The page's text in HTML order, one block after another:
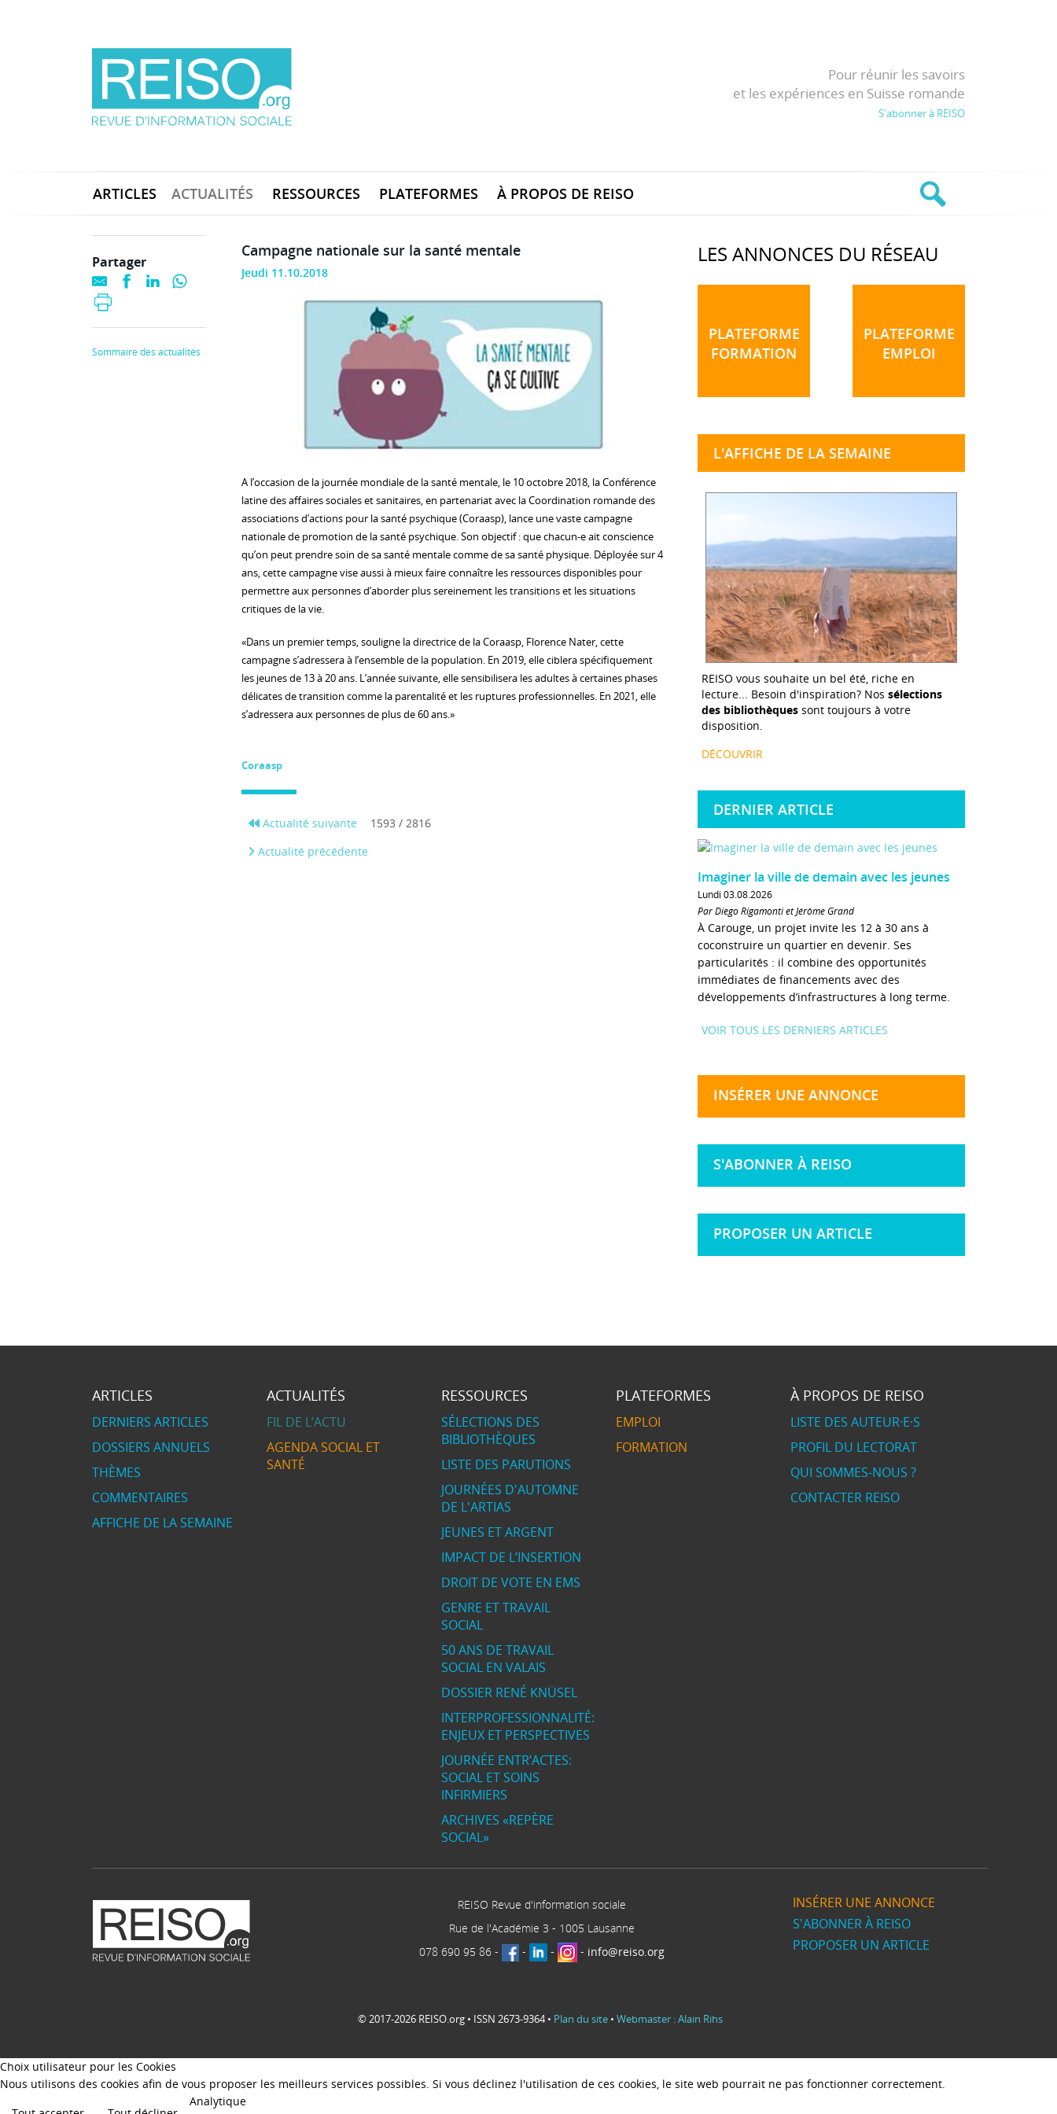
Pour réunir les savoirs
et les expériences en Suisse romande
S'abonner à REISO
ARTICLES ACTUALITÉS RESSOURCES PLATEFORMES À PROPOS DE REISO
Campagne nationale sur la santé mentale
Jeudi 11.10.2018
A l’occasion de la journée mondiale de la santé mentale, le 10 octobre 2018, la Conférence
latine des affaires sociales et sanitaires, en partenariat avec la Coordination romande des
associations d’actions pour la santé psychique (Coraasp), lance une vaste campagne
nationale de promotion de la santé psychique. Son objectif : que chacun-e ait conscience
qu’on peut prendre soin de sa santé mentale comme de sa santé physique. Déployée sur 4
ans, cette campagne vise aussi à mieux faire connaître les ressources disponibles pour
permettre aux personnes d’aborder plus sereinement les transitions et les situations
critiques de la vie.
«Dans un premier temps, souligne la directrice de la Coraasp, Florence Nater, cette
campagne s’adressera à l’ensemble de la population. En 2019, elle ciblera spécifiquement
les jeunes de 13 à 20 ans. L’année suivante, elle sensibilisera les adultes à certaines phases
délicates de transition comme la parentalité et les ruptures professionnelles. En 2021, elle
s’adressera aux personnes de plus de 60 ans.»
Coraasp
Actualité suivante
1593 / 2816
Actualité précédente
Partager
Sommaire des actualités
LES ANNONCES DU RÉSEAU
PLATEFORME
FORMATION
PLATEFORME
EMPLOI
L'AFFICHE DE LA SEMAINE
REISO vous souhaite un bel été, riche en
lecture... Besoin d'inspiration? Nos sélections
des bibliothèques sont toujours à votre
disposition.
DÉCOUVRIR
DERNIER ARTICLE
Imaginer la ville de demain avec les jeunes
Lundi 03.08.2026
Par Diego Rigamonti et Jérôme Grand
À Carouge, un projet invite les 12 à 30 ans à
coconstruire un quartier en devenir. Ses
particularités : il combine des opportunités
immédiates de financements avec des
développements d’infrastructures à long terme.
VOIR TOUS LES DERNIERS ARTICLES
INSÉRER UNE ANNONCE
S'ABONNER À REISO
PROPOSER UN ARTICLE
ARTICLES
DERNIERS ARTICLES
DOSSIERS ANNUELS
THÈMES
COMMENTAIRES
AFFICHE DE LA SEMAINE
ACTUALITÉS
FIL DE L’ACTU
AGENDA SOCIAL ET
SANTÉ
RESSOURCES
SÉLECTIONS DES
BIBLIOTHÈQUES
LISTE DES PARUTIONS
JOURNÉES D'AUTOMNE
DE L'ARTIAS
JEUNES ET ARGENT
IMPACT DE L’INSERTION
DROIT DE VOTE EN EMS
GENRE ET TRAVAIL
SOCIAL
50 ANS DE TRAVAIL
SOCIAL EN VALAIS
DOSSIER RENÉ KNÜSEL
INTERPROFESSIONNALITÉ:
ENJEUX ET PERSPECTIVES
JOURNÉE ENTR’ACTES:
SOCIAL ET SOINS
INFIRMIERS
ARCHIVES «REPÈRE
SOCIAL»
PLATEFORMES
EMPLOI
FORMATION
À PROPOS DE REISO
LISTE DES AUTEUR·E·S
PROFIL DU LECTORAT
QUI SOMMES-NOUS ?
CONTACTER REISO
REISO Revue d'information sociale
Rue de l'Académie 3 - 1005 Lausanne
078 690 95 86 - - - - info@reiso.org
INSÉRER UNE ANNONCE
S'ABONNER À REISO
PROPOSER UN ARTICLE
© 2017-2026 REISO.org • ISSN 2673-9364 • Plan du site • Webmaster : Alain Rihs
Choix utilisateur pour les Cookies
Nous utilisons des cookies afin de vous proposer les meilleurs services possibles. Si vous déclinez l'utilisation de ces cookies, le site web pourrait ne pas fonctionner correctement.
Analytique